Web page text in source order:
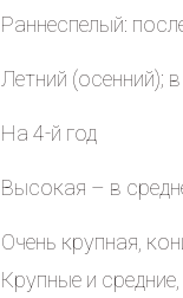
Раннеспелый:
Летний (осенний);
На 4-й год
Высокая – в
Очень крупная,
Крупные и